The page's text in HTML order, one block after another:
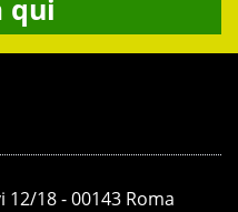
qui
12/18 - 00143 Roma